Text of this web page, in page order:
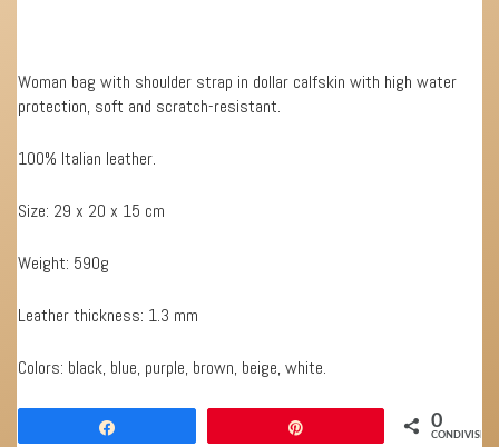
Woman bag with shoulder strap in dollar calfskin with high water
protection, soft and scratch-resistant.
100% Italian leather.
Size: 29 x 20 x 15 cm
Weight: 590g
Leather thickness: 1.3 mm
Colors: black, blue, purple, brown, beige, white.
0